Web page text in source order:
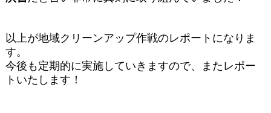
以上が地域クリーンアップ作戦のレポートになりま
す。
今後も定期的に実施していきますので、またレポー
トいたします！